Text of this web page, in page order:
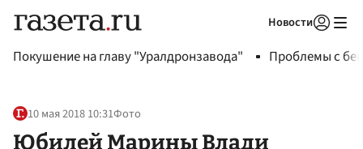
Новости
Покушение на главу "Уралдронзавода" Проблемы с
10 мая 2018 10:31Фото
Юбилей Марины Влади